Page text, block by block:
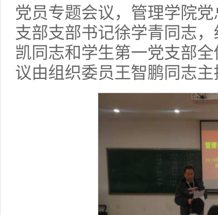
党员专题会议 ，管理学院
支部支部书记徐学青同志
凯同志和学生第一党支部
议由组织委员王智鹏同志主